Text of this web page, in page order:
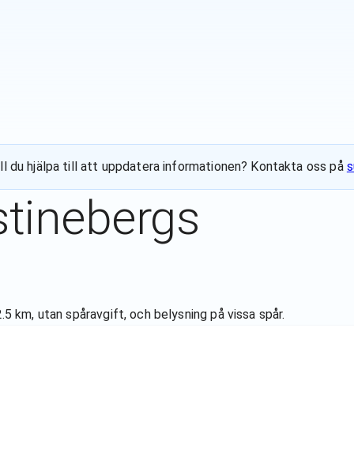
du hjälpa till att uppdatera informationen? Kontakta oss på
km, utan spåravgift, och belysning på vissa spår.